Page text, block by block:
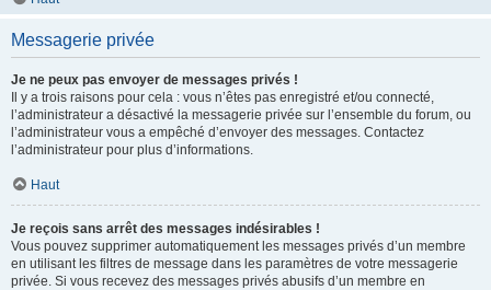
Messagerie privée
Je ne peux pas envoyer de messages privés !
Il y a trois raisons pour cela : vous n’êtes pas enregistré et/ou connecté,
l’administrateur a désactivé la messagerie privée sur l’ensemble du forum, ou
l’administrateur vous a empêché d’envoyer des messages. Contactez
l’administrateur pour plus d’informations.
Haut
Je reçois sans arrêt des messages indésirables !
Vous pouvez supprimer automatiquement les messages privés d’un membre
en utilisant les filtres de message dans les paramètres de votre messagerie
privée. Si vous recevez des messages privés abusifs d’un membre en